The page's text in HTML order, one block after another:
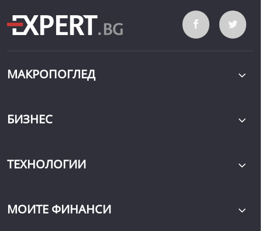
МАКРОПОГЛЕД
БИЗНЕС
ТЕХНОЛОГИИ
МОИТЕ ФИНАНСИ